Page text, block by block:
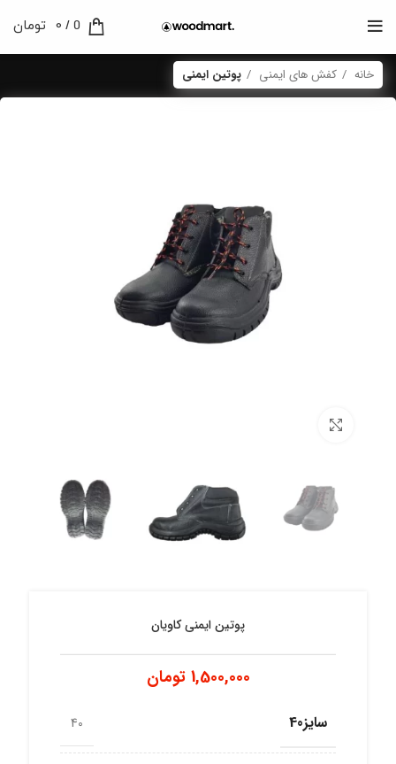
0
/
0 تومان
خانه کفش های ایمنی پوتین ایمنی
پوتین ایمنی کاویان
1,500,000 تومان
سایز40 40